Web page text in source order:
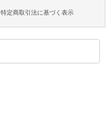
特定商取引法に基づく表示